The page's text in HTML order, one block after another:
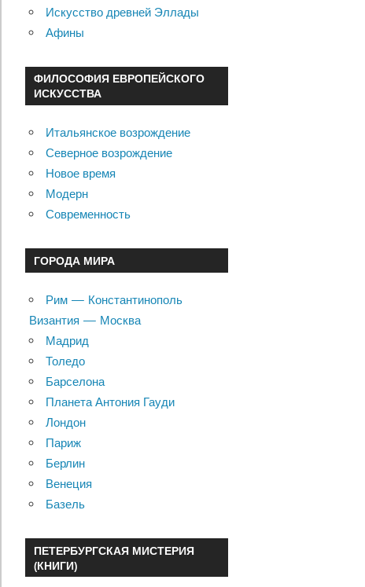
Искусство древней Эллады
Афины
ФИЛОСОФИЯ ЕВРОПЕЙСКОГО
ИСКУССТВА
Итальянское возрождение
Северное возрождение
Новое время
Модерн
Современность
ГОРОДА МИРА
Рим — Константинополь
Византия — Москва
Мадрид
Толедо
Барселона
Планета Антония Гауди
Лондон
Париж
Берлин
Венеция
Базель
ПЕТЕРБУРГСКАЯ МИСТЕРИЯ
(КНИГИ)